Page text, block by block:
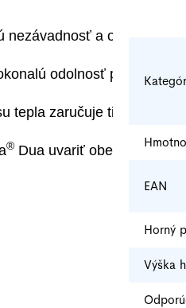
a odolnosť
odolnosť proti
zaručuje tie najlepšie
® Dua uvariť obed pre celú
EAN
Horný
Výška